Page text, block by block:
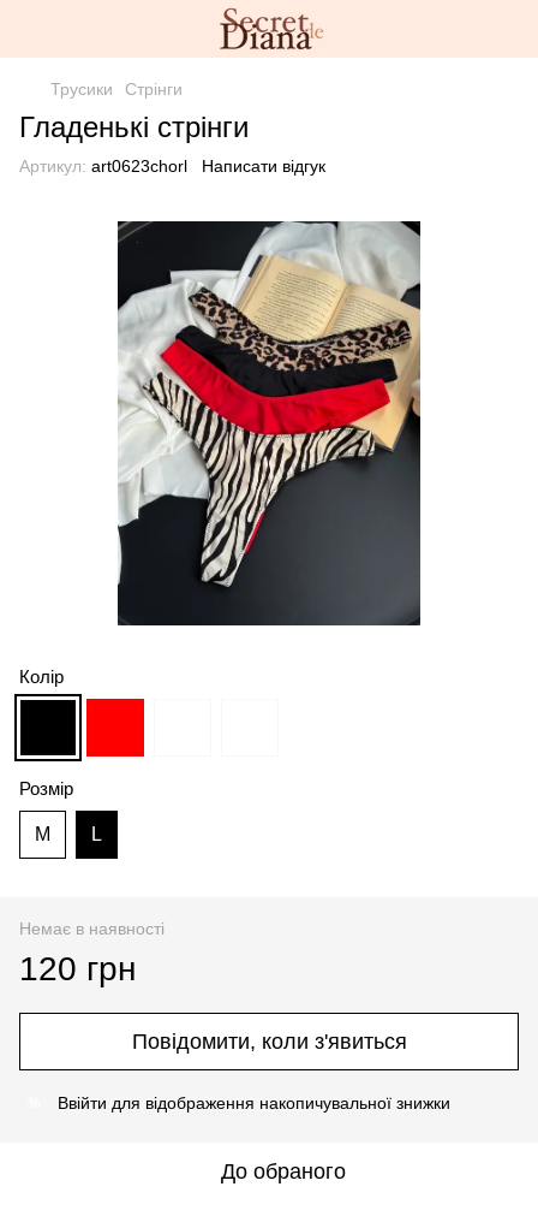
Трусики Стрінги
Гладенькі стрінги
Артикул: art0623chorl Написати відгук
Колір
Розмір
M L
Немає в наявності
120 грн
Повідомити, коли з'явиться
Ввійти для відображення накопичувальної знижки
До обраного